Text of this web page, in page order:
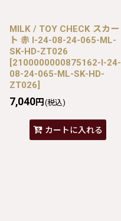
MILK / TOY CHECK スカー
ト 赤 I-24-08-24-065-ML-
SK-HD-ZT026
[2100000000875162-I-24-
08-24-065-ML-SK-HD-
ZT026]
7,040円 (税込)
カートに入れる